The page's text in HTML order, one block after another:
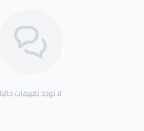
لا توجد تقييمات حاليا